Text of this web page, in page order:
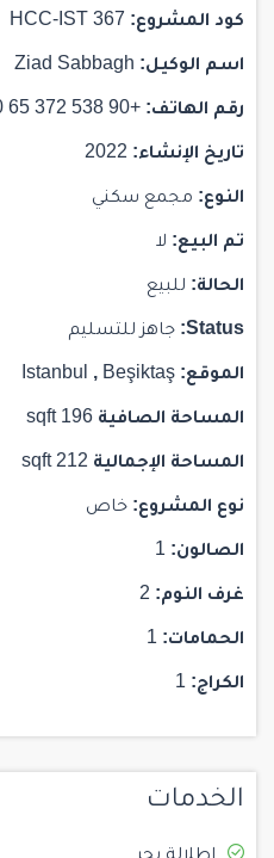
كود المشروع:
اسم الوكيل:
رقم الهاتف: +90 538 372 65 10
تاريخ الإنشاء:
النوع: مجمع سكني
تم البيع:
الحالة:
Status: جاهز للتسليم
الموقع: Istanbul , Beşiktaş
المساحة الصافية
المساحة الإجمالية
نوع المشروع: خاص
الصالون:
غرف النوم:
الحمامات:
الكراج:
الخدمات